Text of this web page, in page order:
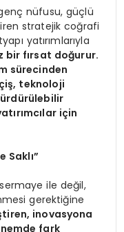
nüfusu, güçlü
stratejik coğrafi
yatırımlarıyla
bir fırsat doğurur.
sürecinden
teknoloji
için
Saklı”
ile değil,
gerektiğine
inovasyona
fark